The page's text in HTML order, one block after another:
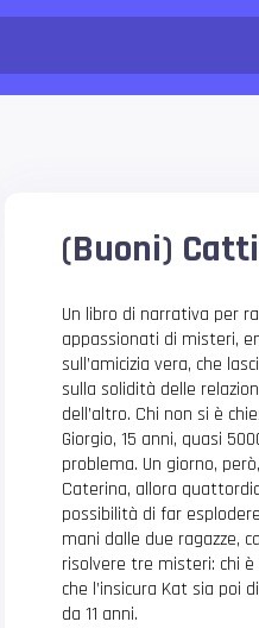
(Buoni)
Un libro di narrativa per
appassionati di misteri,
sull’amicizia vera, che
sulla solidità delle
dell’altro. Chi non si è
Giorgio, 15 anni, quasi
problema. Un giorno,
Caterina, allora
possibilità di far
mani dalle due ragazze,
risolvere tre misteri: chi
che l’insicura Kat sia poi
da 11 anni.